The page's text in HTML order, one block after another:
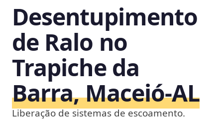
Desentupimento
de Ralo no
Trapiche da
Barra, Maceió‑AL
Liberação de sistemas de escoamento.